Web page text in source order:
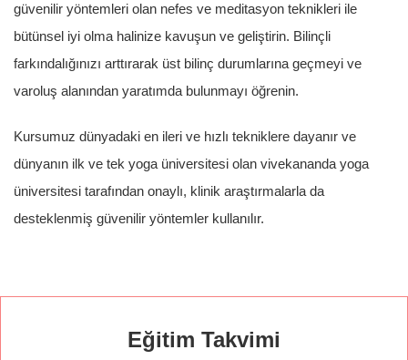
güvenilir yöntemleri olan nefes ve meditasyon teknikleri ile
bütünsel iyi olma halinize kavuşun ve geliştirin. Bilinçli
farkındalığınızı arttırarak üst bilinç durumlarına geçmeyi ve
varoluş alanından yaratımda bulunmayı öğrenin.
Kursumuz dünyadaki en ileri ve hızlı tekniklere dayanır ve
dünyanın ilk ve tek yoga üniversitesi olan vivekananda yoga
üniversitesi tarafından onaylı, klinik araştırmalarla da
desteklenmiş güvenilir yöntemler kullanılır.
Eğitim Takvimi